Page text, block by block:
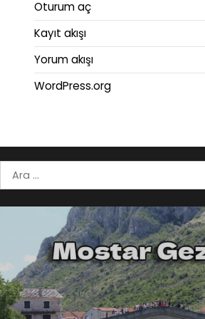
Oturum aç
Kayıt akışı
Yorum akışı
WordPress.org
Arama: